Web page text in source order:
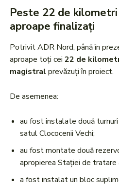
Peste 22 de
aproape finalizați
Potrivit ADR Nord, până în
aproape toți cei 22 de
magistral prevăzuți în proiect.
De asemenea:
au fost instalate două turnuri
satul Clococenii Vechi;
au fost montate două
apropierea Stației de tratare
a fost instalat un bloc